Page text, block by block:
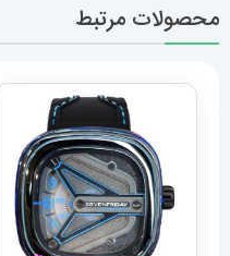
محصولات مرتبط